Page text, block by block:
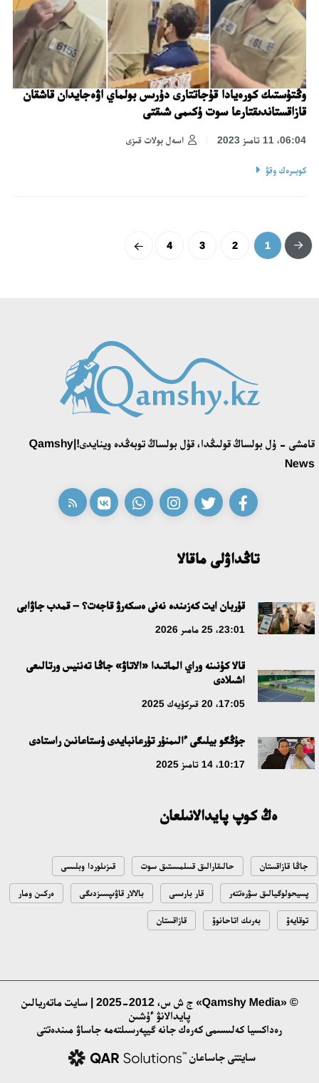
وڭتۇستىك كورەيادا قۇجاتتارى دۇرىس بولماي اۋەجايدان قاشقان
قازاقستاندىقتارعا سوت ۇكىمى شىقتى
اسەل بولات قىزى 06:04، 11 تامىز 2023
كوبىرەك وقۋ
1
2
3
4
قامشى - ۇل بولساڭ قولىڭدا، قۇل بولساڭ توبەڭدە وينايدى!|Qamshy
News
تاڭداۋلى ماقالا
قۇربان ايت كەزىندە نەنى ەسكەرۋ قاجەت؟ – قمدب جاۋابى
23:01، 25 مامىر 2026
قالا كۇنىنە وراي الماتىدا «الاتاۋ» جاڭا تەننيس ورتالىعى
اشىلادى
17:05، 20 قىركۇيەك 2025
جۇڭگو بيلىگى ءالىمنۇر تۇرعانبايدى ۇستاعانىن راستادى
10:17، 14 تامىز 2025
ەڭ كوپ پايدالانىلعان
جاڭا قازاقستان حالىقارالىق قىىلمىستىق سوت قىزىلوردا وبلىسى
پسيحولوگيالىق سۋرەتتەر قار بارىسى بالالار قاۋىپسىزدىگى ەركىن ومار
توقايەۆ بەرىك اتاحانوۆ قازاقستان
© «Qamshy Media» ج ش س، 2012-2025 | سايت ماتەريالىن
پايدالانۋ ءۇشىن
رەداكسيا كەلىسىمى كەرەك جانە گيپەرسىلتەمە جاساۋ مىندەتتى
سايتتى جاساعان